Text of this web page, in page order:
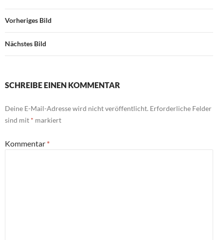
Vorheriges Bild
Nächstes Bild
SCHREIBE EINEN KOMMENTAR
Deine E-Mail-Adresse wird nicht veröffentlicht. Erforderliche Felder
sind mit * markiert
Kommentar *